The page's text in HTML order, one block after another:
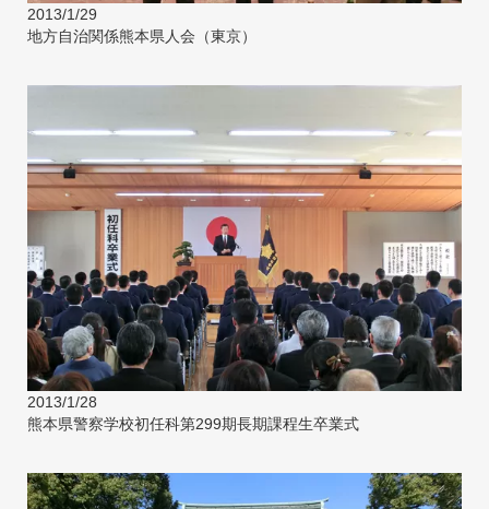
2013/1/29
地方自治関係熊本県人会（東京）
2013/1/28
熊本県警察学校初任科第299期長期課程生卒業式